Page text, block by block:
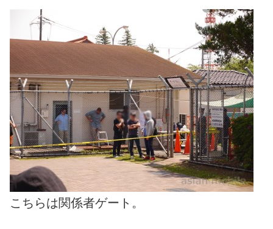
こちらは関係者ゲート。